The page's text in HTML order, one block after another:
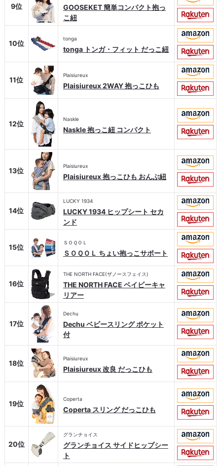
9位
GOOSEKET 簡単コンパクト抱っ
こ紐
10位
tonga
tonga トンガ・フィット だっこ紐
11位
Plaisiureux
Plaisiureux 2WAY 抱っこひも
12位
Naskle
Naskle 抱っこ紐 コンパクト
13位
Plaisiureux
Plaisiureux 抱っこひも おんぶ紐
14位
LUCKY 1934
LUCKY 1934 ヒップシート セカ
ンド
15位
ＳＯＱＯＬ
ＳＯＱＯＬ ちょい抱っこサポート
16位
THE NORTH FACE(ザノースフェイス)
THE NORTH FACE ベイビーキャ
リアー
17位
Dechu
Dechu ベビースリング ポケット
付
18位
Plaisiureux
Plaisiureux 改良 だっこひも
19位
Coperta
Coperta スリング だっこひも
20位
グランチョイス
グランチョイス サイドヒップシー
ト